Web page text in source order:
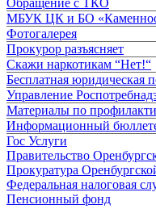
МБУК ЦК и БО
Фотогалерея
Прокурор разъясняет
Скажи наркотикам “Нет!“
Бесплатная юридическая
Управление
Материалы по
Информационный
Гос Услуги
Правительство
Прокуратура
Федеральная налоговая
Пенсионный фонд